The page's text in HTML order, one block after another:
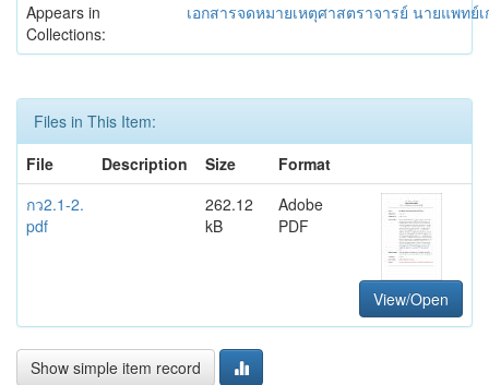
Appears in
Collections:
เอกสารจดหมายเหตุศาสตราจารย์ นายแพท
Files in This Item:
File
Description Size
Format
กว2.1-2.
pdf
262.12
kB
Adobe
PDF
View/Open
Show simple item record